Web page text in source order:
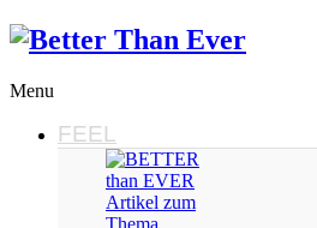
Menu
FEEL